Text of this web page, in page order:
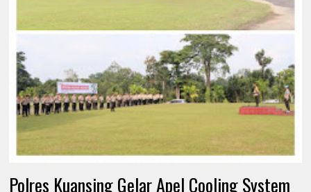
Polres Kuansing Gelar Apel Cooling System